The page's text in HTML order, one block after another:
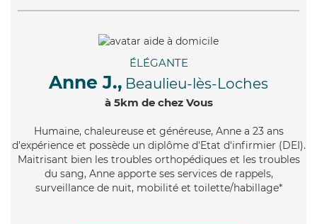
ÉLÉGANTE
Anne J., Beaulieu-lès-Loches
à 5km de chez Vous
Humaine, chaleureuse et généreuse, Anne a 23 ans
d'expérience et possède un diplôme d'Etat d'infirmier (DEI).
Maitrisant bien les troubles orthopédiques et les troubles
du sang, Anne apporte ses services de rappels,
surveillance de nuit, mobilité et toilette/habillage*